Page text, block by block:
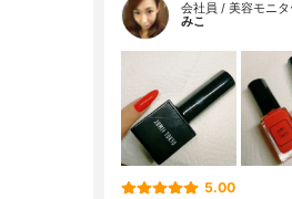
会社員 / 美容モニタ
みこ
5.00